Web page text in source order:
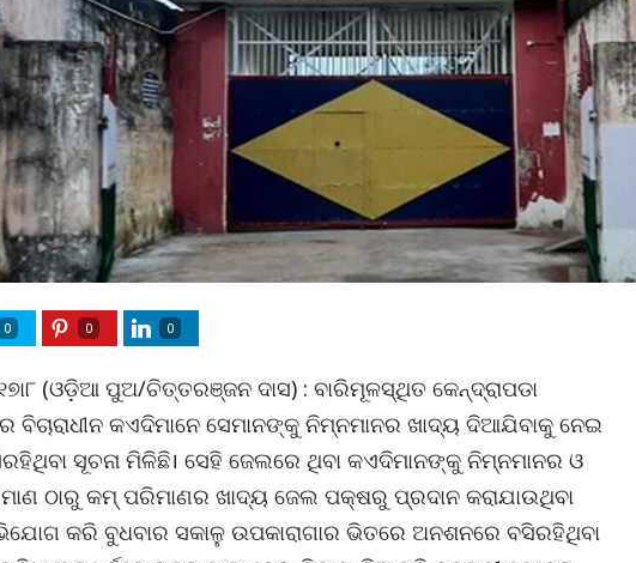
0 0 0
(ଓଡ଼ିଆ ପୁଅ/ଚିତ୍ତରଞ୍ଜନ ଦାସ) : ବାରିମୂଳସ୍ଥିତ କେନ୍ଦ୍ରାପଡା
ବିଚାରାଧୀନ କଏଦିମାନେ ସେମାନଙ୍କୁ ନିମ୍ନମାନର ଖାଦ୍ୟ ଦିଆଯିବାକୁ ନେଇ
ସୂଚନା ମିଳିଛି। ସେହି ଜେଲରେ ଥିବା କଏଦିମାନଙ୍କୁ ନିମ୍ନମାନର ଓ
ଠାରୁ କମ୍ ପରିମାଣର ଖାଦ୍ୟ ଜେଲ ପକ୍ଷରୁ ପ୍ରଦାନ କରାଯାଉଥିବା
କରି ବୁଧବାର ସକାଳୁ ଉପକାରାଗାର ଭିତରେ ଅନଶନରେ ବସିରହିଥିବା